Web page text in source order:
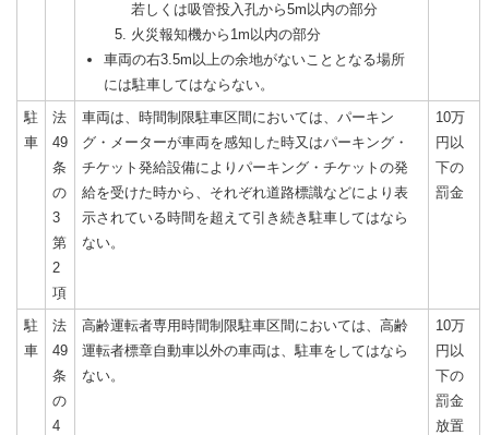
若しくは吸管投入孔から5m以内の部分
火災報知機から1m以内の部分
車両の右3.5m以上の余地がないこととなる場所
には駐車してはならない。
駐
車
法
49
条
の
3
第
2
項
車両は、時間制限駐車区間においては、パーキン
グ・メーターが車両を感知した時又はパーキング・
チケット発給設備によりパーキング・チケットの発
給を受けた時から、それぞれ道路標識などにより表
示されている時間を超えて引き続き駐車してはなら
ない。
10万
円以
下の
罰金
駐
車
法
49
条
の
4
高齢運転者専用時間制限駐車区間においては、高齢
運転者標章自動車以外の車両は、駐車をしてはなら
ない。
10万
円以
下の
罰金
放置